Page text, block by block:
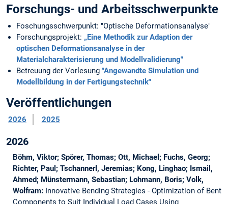
Forschungs- und Arbeitsschwerpunkte
Foschungsschwerpunkt: "Optische Deformationsanalyse"
Forschungsprojekt: „Eine Methodik zur Adaption der
optischen Deformationsanalyse in der
Materialcharakterisierung und Modellvalidierung"
Betreuung der Vorlesung "Angewandte Simulation und
Modellbildung in der Fertigungstechnik"
Veröffentlichungen
2026 2025
2026
Böhm, Viktor; Spörer, Thomas; Ott, Michael; Fuchs, Georg;
Richter, Paul; Tschannerl, Jeremias; Kong, Linghao; Ismail,
Ahmed; Münstermann, Sebastian; Lohmann, Boris; Volk,
Wolfram: Innovative Bending Strategies - Optimization of Bent
Components to Suit Individual Load Cases Using